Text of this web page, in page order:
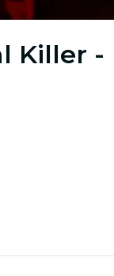
Killer -